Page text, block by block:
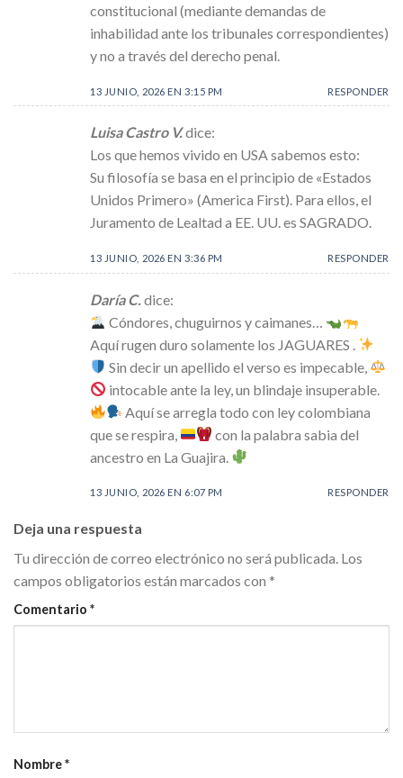
constitucional (mediante demandas de
inhabilidad ante los tribunales correspondientes)
y no a través del derecho penal.
13 JUNIO, 2026 EN 3:15 PM RESPONDER
Luisa Castro V.dice:
Los que hemos vivido en USA sabemos esto:
Su filosofía se basa en el principio de «Estados
Unidos Primero» (America First). Para ellos, el
Juramento de Lealtad a EE. UU. es SAGRADO.
13 JUNIO, 2026 EN 3:36 PM RESPONDER
Daría C. dice:
Cóndores, chuguirnos y caimanes…
Aquí rugen duro solamente los JAGUARES .
Sin decir un apellido el verso es impecable,
intocable ante la ley, un blindaje insuperable.
Aquí se arregla todo con ley colombiana
que se respira,
con la palabra sabia del
ancestro en La Guajira.
13 JUNIO, 2026 EN 6:07 PM RESPONDER
Deja una respuesta
Tu dirección de correo electrónico no será publicada. Los
campos obligatorios están marcados con *
Comentario *
Nombre*